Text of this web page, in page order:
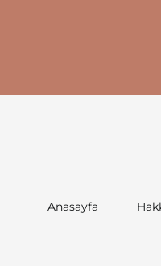
Anasayfa